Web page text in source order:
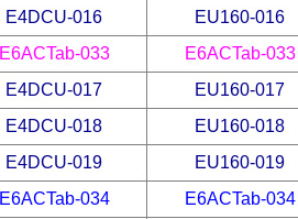
E4DCU-016
EU160-016
E6ACTab-033
E6ACTab-033
E4DCU-017
EU160-017
E4DCU-018
EU160-018
E4DCU-019
EU160-019
E6ACTab-034
E6ACTab-034